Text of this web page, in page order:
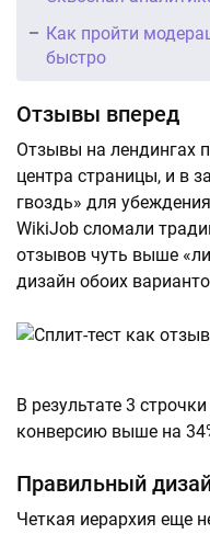
Как пройти
быстро
Отзывы вперед
Отзывы на лендингах
центра страницы, и в
гвоздь» для
WikiJob сломали
отзывов чуть выше
дизайн обоих
В результате 3
конверсию выше на
Правильный
Четкая иерархия еще